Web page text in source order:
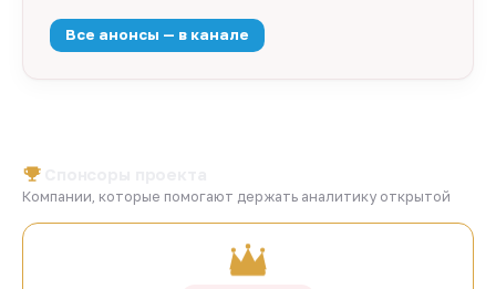
Все анонсы — в канале
Компании, которые помогают держать аналитику открытой